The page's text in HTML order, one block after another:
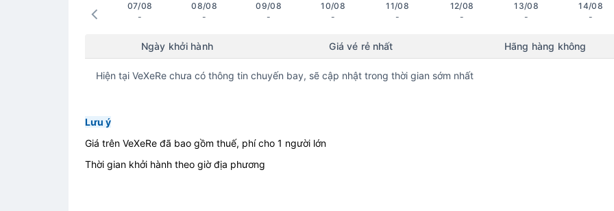
07/08
-
08/08
-
09/08
-
10/08
-
11/08
-
12/08
-
13/08
-
14/08
-
Ngày khởi hành Giá vé rẻ nhất Hãng hàng không
Hiện tại VeXeRe chưa có thông tin chuyến bay, sẽ cập nhật trong thời gian sớm nhất
Lưu ý
Giá trên VeXeRe đã bao gồm thuế, phí cho 1 người lớn
Thời gian khởi hành theo giờ địa phương